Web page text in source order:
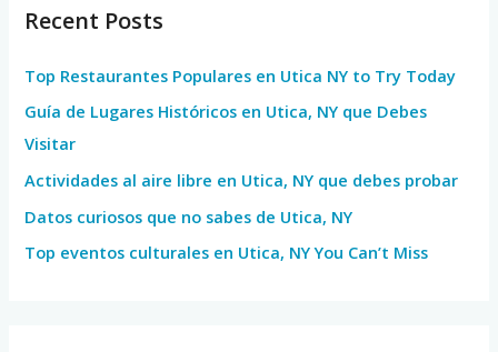
c
f
o
r
:
Recent Posts
Top Restaurantes Populares en Utica NY to Try Today
Guía de Lugares Históricos en Utica, NY que Debes
Visitar
Actividades al aire libre en Utica, NY que debes probar
Datos curiosos que no sabes de Utica, NY
Top eventos culturales en Utica, NY You Can’t Miss